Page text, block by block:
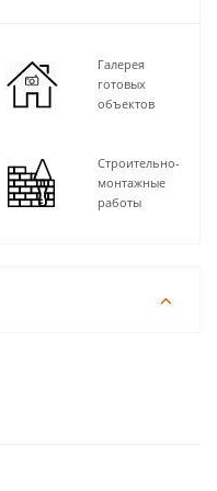
Галерея
готовых
объектов
Строительно-
монтажные
работы